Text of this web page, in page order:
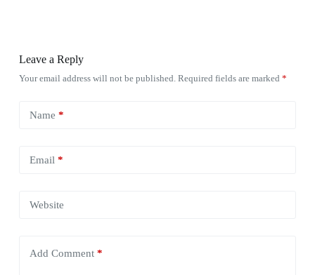
Leave a Reply
Your email address will not be published. Required fields are marked *
Name *
Email *
Website
Add Comment*